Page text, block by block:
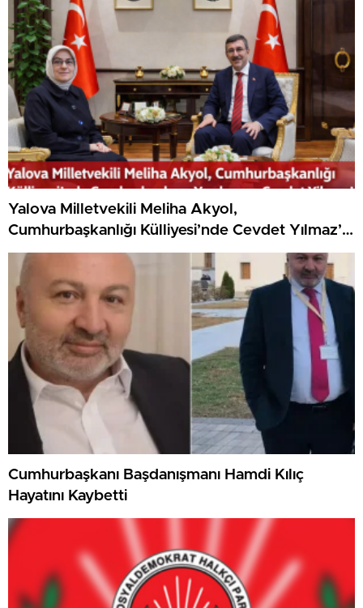
Yalova Milletvekili Meliha Akyol,
Cumhurbaşkanlığı Külliyesi’nde Cevdet Yılmaz’ı
Ziyaret Etti
Cumhurbaşkanı Başdanışmanı Hamdi Kılıç
Hayatını Kaybetti